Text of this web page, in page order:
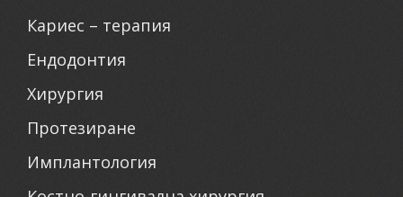
Кариес – терапия
Ендодонтия
Хирургия
Протезиране
Имплантология